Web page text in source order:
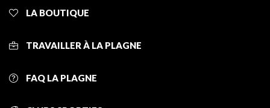
LA BOUTIQUE
TRAVAILLER À LA PLAGNE
FAQ LA PLAGNE